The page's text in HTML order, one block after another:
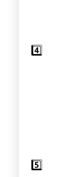
4️⃣
5️⃣